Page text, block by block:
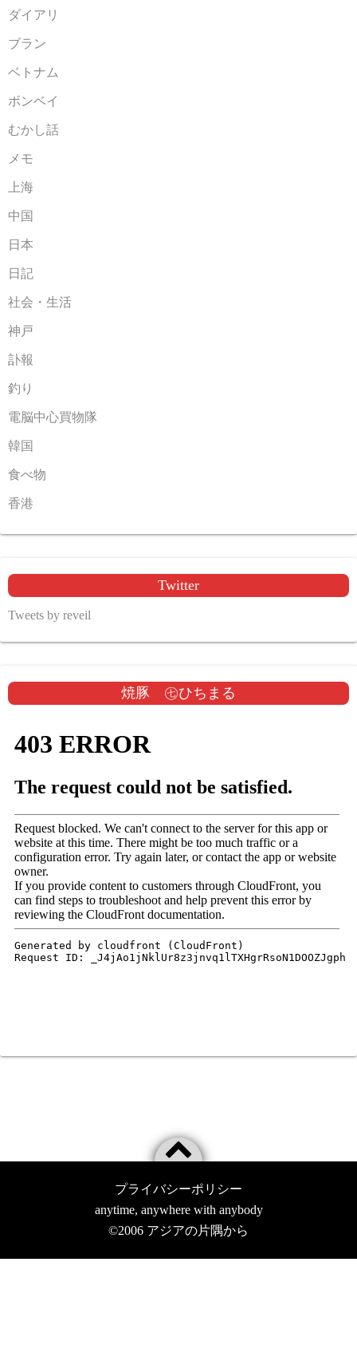
ダイアリ
ブラン
ベトナム
ボンベイ
むかし話
メモ
上海
中国
日本
日記
社会・生活
神戸
訃報
釣り
電脳中心買物隊
韓国
食べ物
香港
Twitter
Tweets by reveil
焼豚 ㊆ひちまる
プライバシーポリシー
anytime, anywhere with anybody
©2006 アジアの片隅から